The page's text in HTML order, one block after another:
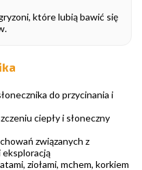
które lubią bawić się
do przycinania i
ciepły i słoneczny
związanych z
eksploracją
ziołami, mchem, korkiem